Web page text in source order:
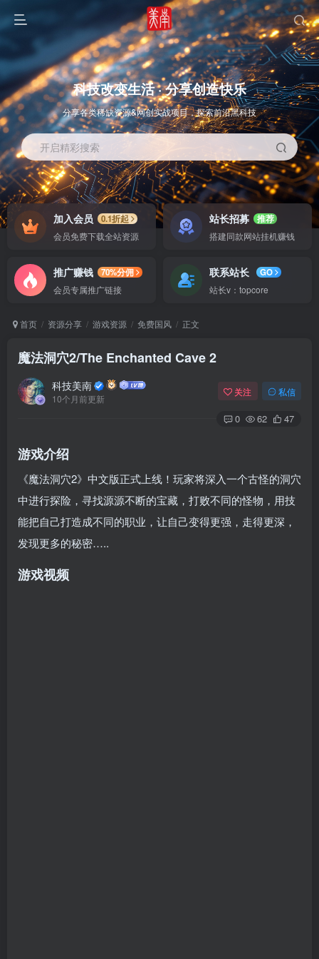
OS教程 SOFT教程
软件 Linux软件 Android软件
科技改变生活 · 分享创造快乐
分享各类稀缺资源&网创实战项目，探索前沿黑科技
开启精彩搜索
加入会员
0.1折起
会员免费下载全站资源
站长招募
推荐
搭建同款网站挂机赚钱
推广赚钱
70%分佣
会员专属推广链接
联系站长
GO
站长v：topcore
首页 资源分享 游戏资源 免费国风 正文
魔法洞穴2/The Enchanted Cave 2
科技美南
10个月前更新
关注 私信
0 62 47
游戏介绍
《魔法洞穴2》中文版正式上线！玩家将深入一个古怪的洞穴
中进行探险，寻找源源不断的宝藏，打败不同的怪物，用技
能把自己打造成不同的职业，让自己变得更强，走得更深，
发现更多的秘密…..
游戏视频